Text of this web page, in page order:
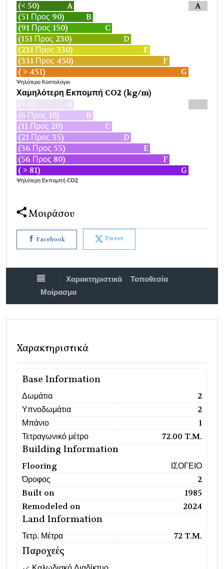
(< 50)
A
(51 Προς 90)
B
(91 Προς 150)
C
(151 Προς 230)
D
(231 Προς 330)
E
(331 Προς 450)
F
( > 451)
G
A
Ψηλότερο Κοστολόγιο
Χαμηλότερη Εκπομπή CO2 (kg/m)
(< 5)
A
(6 Προς 10)
B
(11 Προς 20)
C
(21 Προς 35)
D
(36 Προς 55)
E
(56 Προς 80)
F
( > 81)
G
Ψηλότερη Εκπομπή CO2
Μοιράσου
Facebook Tweet
Χαρακτηριστικά
Τοποθεσία
Μοίρασμα
Χαρακτηριστικά
Base Information
Δωμάτια
2
Υπνοδωμάτια
2
Μπάνιο
1
Τετραγωνικό μέτρο
72.00 T.M.
Building Information
Flooring
ΙΣΟΓΕΙΟ
Όροφος
2
Built on
1985
Remodeled on
2024
Land Information
Τετρ. Μέτρα 72 T.M.
Παροχεές